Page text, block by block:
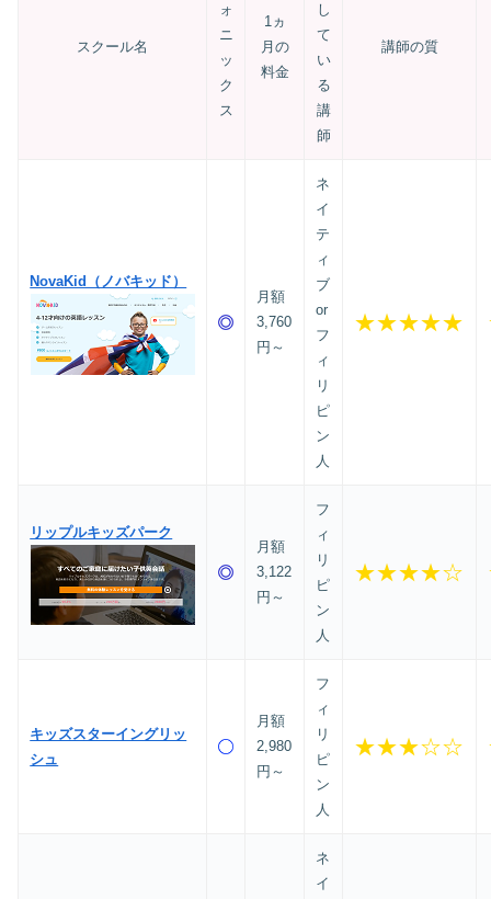
スクール名
ォ
ニ
ッ
ク
ス
1ヵ
月の
料金
し
て
い
る
講
師
講師の質
NovaKid（ノバキッド）
月額
3,760
円～
ネ
イ
テ
ィ
ブ
or
フ
ィ
リ
ピ
ン
人
★★★★★
リップルキッズパーク
月額
3,122
円～
フ
ィ
リ
ピ
ン
人
★★★★☆
キッズスターイングリッ
シュ
月額
2,980
円～
フ
ィ
リ
ピ
ン
人
★★★☆☆
ネ
イ